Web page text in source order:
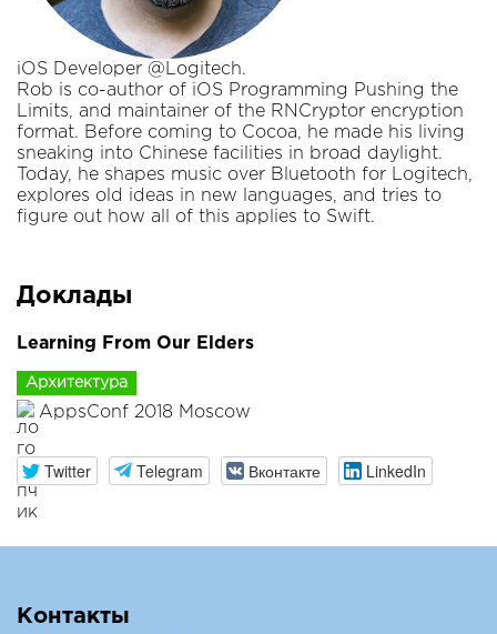
iOS Developer @Logitech.
Rob is co-author of iOS Programming Pushing the
Limits, and maintainer of the RNCryptor encryption
format. Before coming to Cocoa, he made his living
sneaking into Chinese facilities in broad daylight.
Today, he shapes music over Bluetooth for Logitech,
explores old ideas in new languages, and tries to
figure out how all of this applies to Swift.
Доклады
Learning From Our Elders
Архитектура
AppsConf 2018 Moscow
Twitter Telegram Вконтакте LinkedIn
Контакты